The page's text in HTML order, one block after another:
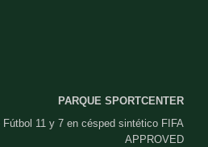
PARQUE SPORTCENTER
11 y 7 en césped sintético FIFA
APPROVED